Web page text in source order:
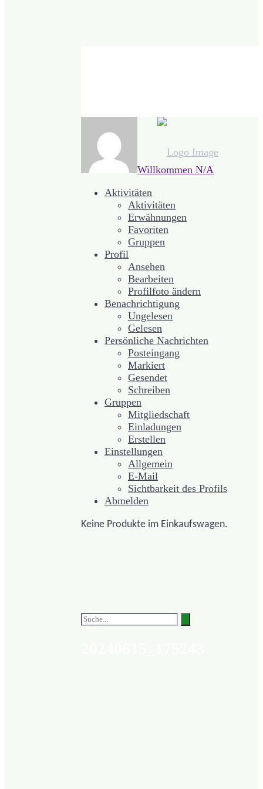
Willkommen N/A
Aktivitäten
Aktivitäten
Erwähnungen
Favoriten
Gruppen
Profil
Ansehen
Bearbeiten
Profilfoto ändern
Benachrichtigung
Ungelesen
Gelesen
Persönliche Nachrichten
Posteingang
Markiert
Gesendet
Schreiben
Gruppen
Mitgliedschaft
Einladungen
Erstellen
Einstellungen
Allgemein
E-Mail
Sichtbarkeit des Profils
Abmelden
Keine Produkte im Einkaufswagen.